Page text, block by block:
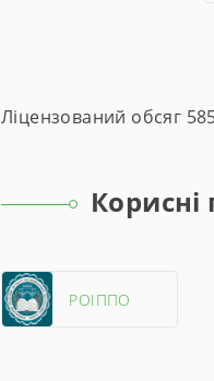
Ліцензований обсяг
РОІППО